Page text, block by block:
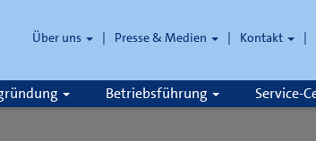
Über uns Presse & Medien Kontakt
Betriebsführung Service-